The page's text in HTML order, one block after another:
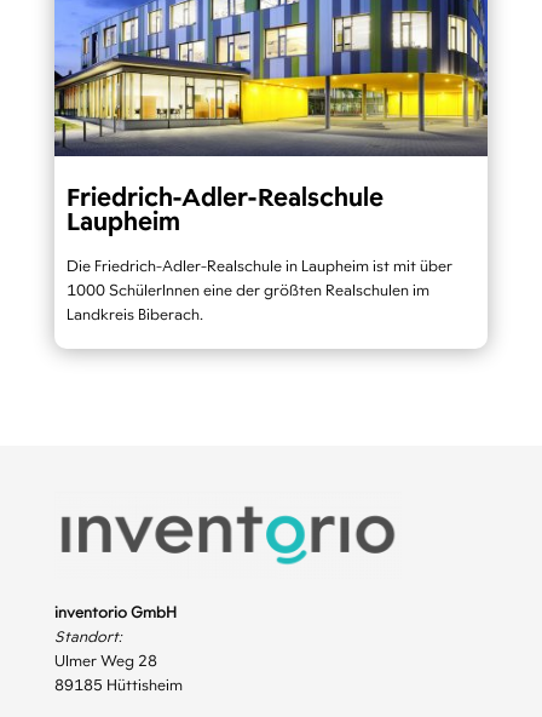
Friedrich-Adler-Realschule
Laupheim
Die Friedrich-Adler-Realschule in Laupheim ist mit über
1000 SchülerInnen eine der größten Realschulen im
Landkreis Biberach.
inventorio GmbH
Standort:
Ulmer Weg 28
89185 Hüttisheim